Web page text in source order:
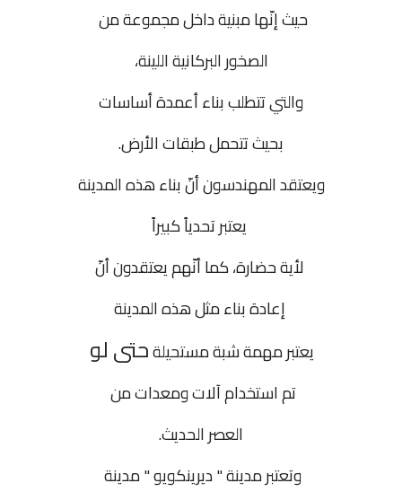
حيث إنّها مبنية داخل مجموعة من
الصخور البركانية اللينة،
والتي تتطلب بناء أعمدة أساسات
بحيث تتحمل طبقات الأرض.
ويعتقد المهندسون أنّ بناء هذه المدينة
يعتبر تحدياً كبيراً
لأية حضارة، كما أنّهم يعتقدون أنّ
إعادة بناء مثل هذه المدينة
يعتبر مهمة شبة مستحيلةحتى لو
تم استخدام آلات ومعدات من
العصر الحديث.
وتعتبر مدينة "ديرينكويو" مدينة